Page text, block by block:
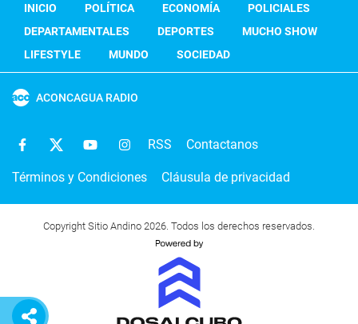
INICIO POLÍTICA ECONOMÍA
POLICIALES
DEPARTAMENTALES
DEPORTES
MUCHO SHOW
LIFESTYLE
MUNDO SOCIEDAD
ACONCAGUA RADIO
RSS Contactanos
Términos y Condiciones Cláusula de privacidad
Copyright Sitio Andino 2026. Todos los derechos reservados.